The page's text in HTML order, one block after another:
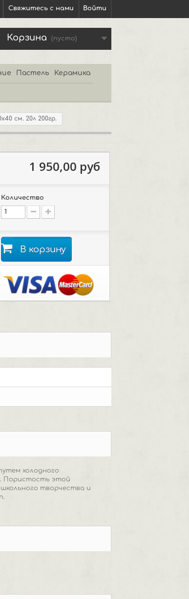
Войти
Свяжитесь с нами
Корзина (пусто)
Пастель Керамика
см. 20л 200гр.
1 950,00 руб
Количество
В корзину
холодного
Пористость этой
творчества и